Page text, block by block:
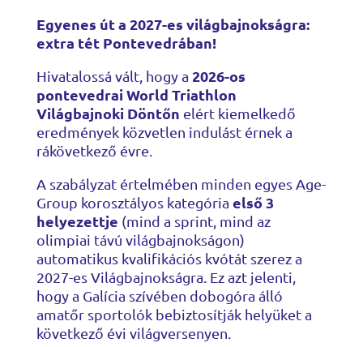
Egyenes út a 2027-es világbajnokságra:
extra tét Pontevedrában!
Hivatalossá vált, hogy a 2026-os
pontevedrai World Triathlon
Világbajnoki Döntőn elért kiemelkedő
eredmények közvetlen indulást érnek a
rákövetkező évre.
A szabályzat értelmében minden egyes Age-
Group korosztályos kategória első 3
helyezettje (mind a sprint, mind az
olimpiai távú világbajnokságon)
automatikus kvalifikációs kvótát szerez a
2027-es Világbajnokságra. Ez azt jelenti,
hogy a Galícia szívében dobogóra álló
amatőr sportolók bebiztosítják helyüket a
következő évi világversenyen.